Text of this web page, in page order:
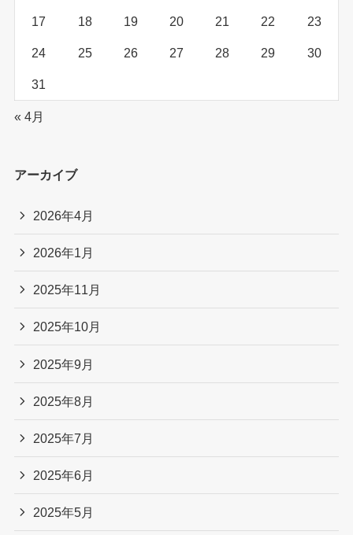
17 18 19 20 21 22 23
24 25 26 27 28 29 30
31
« 4月
アーカイブ
2026年4月
2026年1月
2025年11月
2025年10月
2025年9月
2025年8月
2025年7月
2025年6月
2025年5月